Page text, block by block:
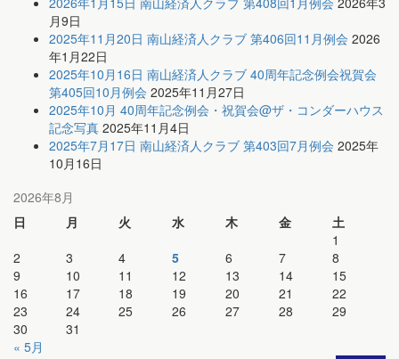
月9日
2025年11月20日 南山経済人クラブ 第406回11月例会 2026
年1月22日
2025年10月16日 南山経済人クラブ 40周年記念例会祝賀会
第405回10月例会 2025年11月27日
2025年10月 40周年記念例会・祝賀会@ザ・コンダーハウス
記念写真 2025年11月4日
2025年7月17日 南山経済人クラブ 第403回7月例会 2025年
10月16日
2026年8月
日
月 火 水 木 金
土
1
2
3 4 5 6 7
8
9
10 11 12 13 14
15
16
17 18 19 20 21
22
23
24 25 26 27 28
29
30
31
« 5月